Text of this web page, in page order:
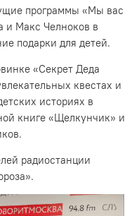
программы «Мы вас
и Макс Челноков в
подарки для детей.
«Секрет Деда
квестах и
историях в
книге «Щелкунчик» и
радиостанции